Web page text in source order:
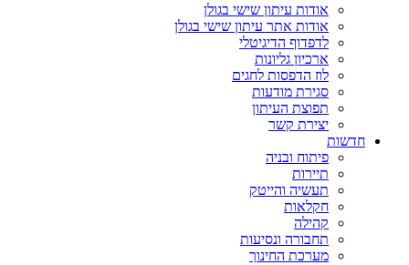
אודות עיתון שישי בגולן
אודות אתר עיתון שישי בגולן
לדפדוף הדיגיטלי
ארכיון גליונות
לוז הדפסות לחגים
סגירת מודעות
תפוצת העיתון
יצירת קשר
חדשות
פיתוח ובניה
תיירות
תעשיה והייטק
חקלאות
קהילה
תחבורה ונסיעות
מערכת החינוך